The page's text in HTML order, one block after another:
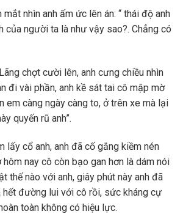
nhìn anh ấm ức lên án: “ thái độ anh
của người ta là như vậy sao?. Chẳng có
chợt cười lên, anh cưng chiều nhìn
đi vài phần, anh kề sát tai cô mập mờ
em càng ngày càng to, ở trên xe mà lại
quyến rũ anh”.
lấy cổ anh, anh đã cố gắng kiềm nén
nay cô còn bạo gan hơn là dám nói
thế nào với anh, giây phút này anh đã
đường lui với cô rồi, sức kháng cự
toàn không có hiệu lực.